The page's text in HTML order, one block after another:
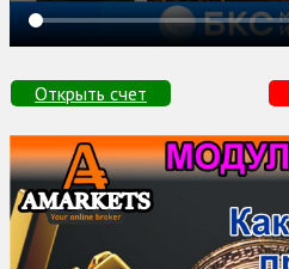
Открыть счет